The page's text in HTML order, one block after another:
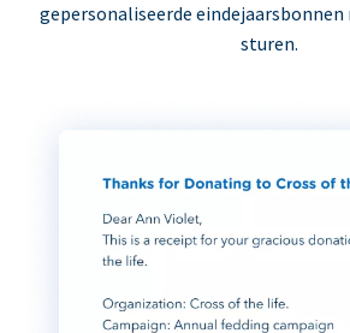
gepersonaliseerde eindejaarsbonnen
sturen.